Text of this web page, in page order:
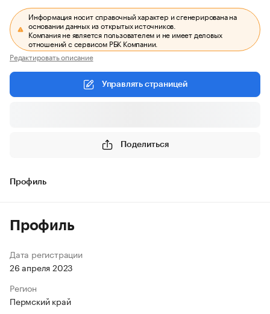
Информация носит справочный характер и сгенерирована на
основании данных из открытых источников.
Компания не является пользователем и не имеет деловых
отношений с сервисом РБК Компании.
Редактировать описание
Управлять страницей
Поделиться
Профиль
Профиль
Дата регистрации
26 апреля 2023
Регион
Пермский край